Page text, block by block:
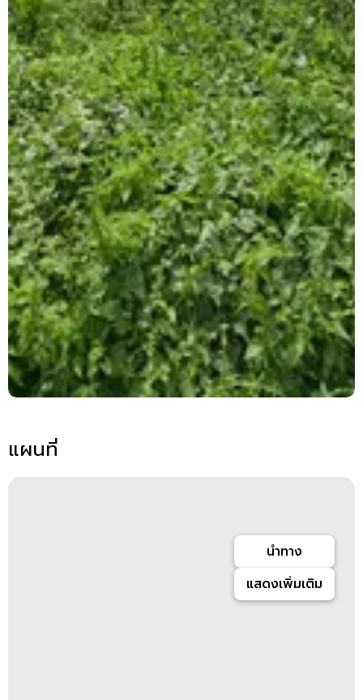
แผนที่
นำทาง
แสดงเพิ่มเติม